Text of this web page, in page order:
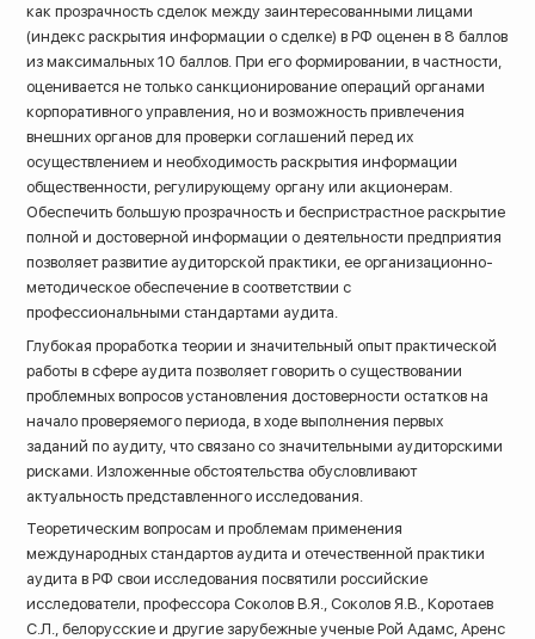
как прозрачность сделок между заинтересованными лицами
(индекс раскрытия информации о сделке) в РФ оценен в 8 баллов
из максимальных 10 баллов. При его формировании, в частности,
оценивается не только санкционирование операций органами
корпоративного управления, но и возможность привлечения
внешних органов для проверки соглашений перед их
осуществлением и необходимость раскрытия информации
общественности, регулирующему органу или акционерам.
Обеспечить большую прозрачность и беспристрастное раскрытие
полной и достоверной информации о деятельности предприятия
позволяет развитие аудиторской практики, ее организационно-
методическое обеспечение в соответствии с
профессиональными стандартами аудита.
Глубокая проработка теории и значительный опыт практической
работы в сфере аудита позволяет говорить о существовании
проблемных вопросов установления достоверности остатков на
начало проверяемого периода, в ходе выполнения первых
заданий по аудиту, что связано со значительными аудиторскими
рисками. Изложенные обстоятельства обусловливают
актуальность представленного исследования.
Теоретическим вопросам и проблемам применения
международных стандартов аудита и отечественной практики
аудита в РФ свои исследования посвятили российские
исследователи, профессора Соколов В.Я., Соколов Я.В., Коротаев
С.Л., белорусские и другие зарубежные ученые Рой Адамс, Аренс